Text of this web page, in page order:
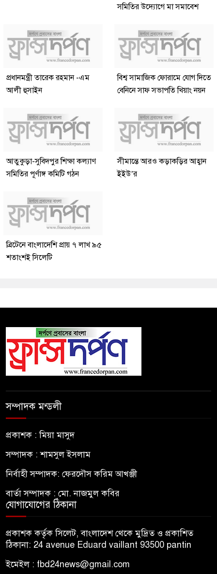
সমিতির উদ্যোগে মা সমাবেশ
প্রধানমন্ত্রী তারেক রহমান -এম
আলী হুসাইন
বিশ্ব সামাজিক ফোরামে যোগ দিতে
বেনিনে সাফ সভাপতি খিয়াং নয়ন
আতুকুড়া-সুবিদপুর শিক্ষা কল্যাণ
সমিতির পূর্ণাঙ্গ কমিটি গঠন
সীমান্তে আরও কড়াকড়ির আহ্বান
ইইউ’র
ব্রিটেনে বাংলাদেশি প্রায় ৭ লাখ ৯৫
শতাংশই সিলেটি
সম্পাদক মন্ডলী
প্রকাশক : মিয়া মাসুদ
সম্পাদক : শামসুল ইসলাম
নির্বাহী সম্পাদক: ফেরদৌস করিম আখঞ্জী
বার্তা সম্পাদক : মো. নাজমুল কবির
যোগাযোগের ঠিকানা
প্রকাশক কর্তৃক সিলেট, বাংলাদেশ থেকে মুদ্রিত ও প্রকাশিত
ঠিকানা: 24 avenue Eduard vaillant 93500 pantin
ইমেইল : fbd24news@gmail.com